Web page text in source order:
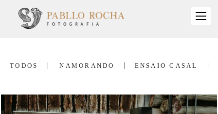
TODOS NAMORANDO ENSAIO CASAL